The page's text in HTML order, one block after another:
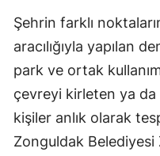
Şehrin farklı
aracılığıyla yapılan
park ve ortak
çevreyi kirleten ya da
kişiler anlık olarak
Zonguldak Belediyesi